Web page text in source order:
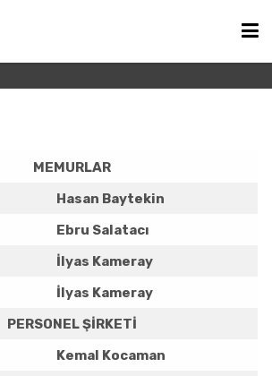
MEMURLAR
Hasan Baytekin
Ebru Salatacı
İlyas Kameray
İlyas Kameray
PERSONEL ŞİRKETİ
Kemal Kocaman